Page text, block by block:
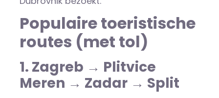
Populaire toeristische
routes (met tol)
1. Zagreb → Plitvice
Meren → Zadar → Split